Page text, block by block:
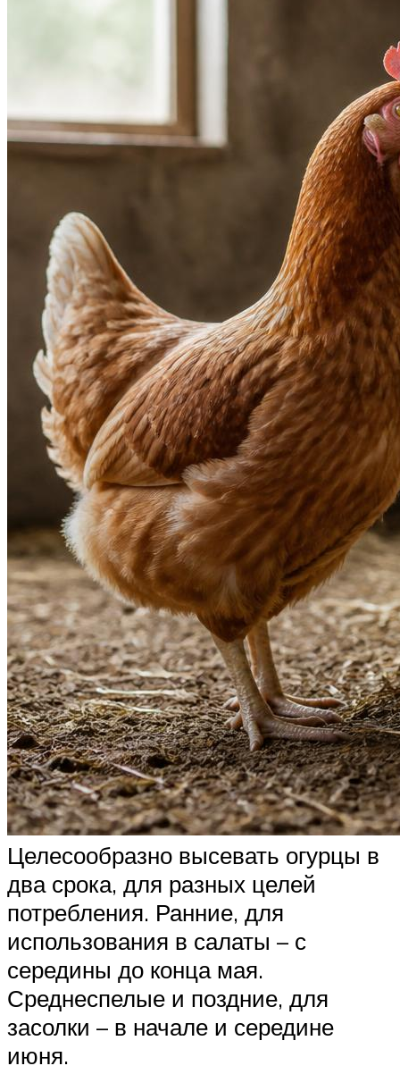
Целесообразно высевать огурцы в
два срока, для разных целей
потребления. Ранние, для
использования в салаты – с
середины до конца мая.
Среднеспелые и поздние, для
засолки – в начале и середине
июня.